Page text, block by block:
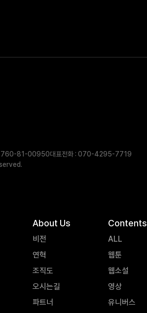
760-81-00950대표전화 : 070-4295-7719
About Us
비전
연혁
조직도
오시는길
파트너
Contents
ALL
웹툰
웹소설
영상
유니버스